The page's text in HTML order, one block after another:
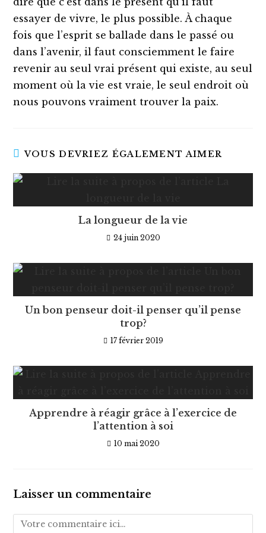
essayer de vivre, le plus possible. À chaque
fois que l’esprit se ballade dans le passé ou
dans l’avenir, il faut consciemment le faire
revenir au seul vrai présent qui existe, au seul
moment où la vie est vraie, le seul endroit où
nous pouvons vraiment trouver la paix.
VOUS DEVRIEZ ÉGALEMENT AIMER
La longueur de la vie
24 juin 2020
Un bon penseur doit-il penser qu’il pense
trop?
17 février 2019
Apprendre à réagir grâce à l’exercice de
l’attention à soi
10 mai 2020
Laisser un commentaire
Comment